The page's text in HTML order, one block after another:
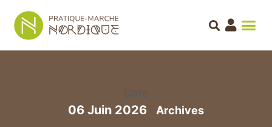
Date
06 Juin 2026